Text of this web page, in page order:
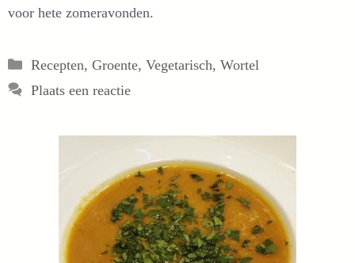
voor hete zomeravonden.
Categorieën
Recepten, Groente, Vegetarisch, Wortel
Plaats een reactie